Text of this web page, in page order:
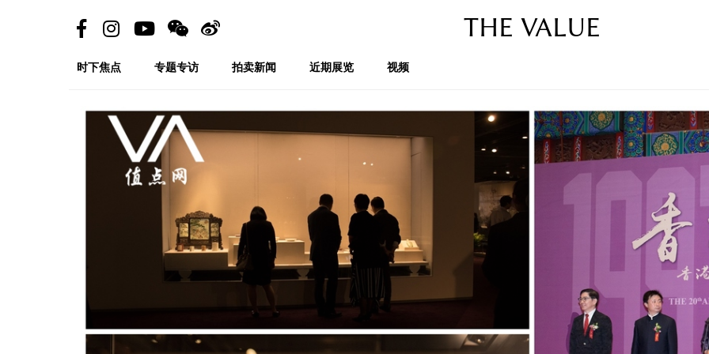
THE VALUE
时下焦点 专题专访 拍卖新闻 近期展览 视频